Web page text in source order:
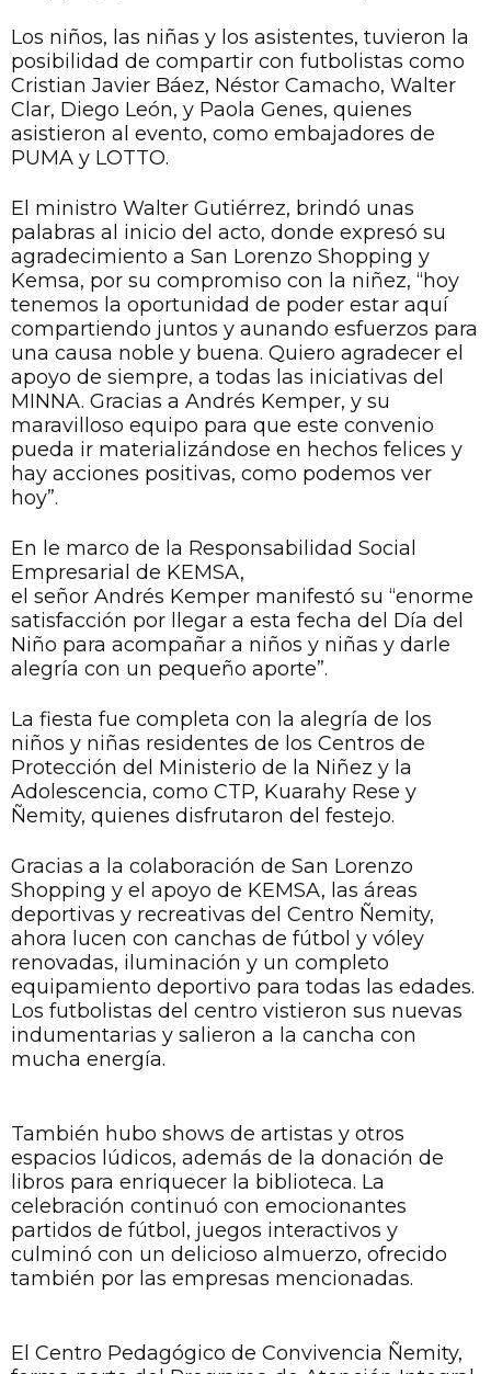
Los niños, las niñas y los asistentes, tuvieron la
posibilidad de compartir con futbolistas como
Cristian Javier Báez, Néstor Camacho, Walter
Clar, Diego León, y Paola Genes, quienes
asistieron al evento, como embajadores de
PUMA y LOTTO.
El ministro Walter Gutiérrez, brindó unas
palabras al inicio del acto, donde expresó su
agradecimiento a San Lorenzo Shopping y
Kemsa, por su compromiso con la niñez, “hoy
tenemos la oportunidad de poder estar aquí
compartiendo juntos y aunando esfuerzos para
una causa noble y buena. Quiero agradecer el
apoyo de siempre, a todas las iniciativas del
MINNA. Gracias a Andrés Kemper, y su
maravilloso equipo para que este convenio
pueda ir materializándose en hechos felices y
hay acciones positivas, como podemos ver
hoy”.
En le marco de la Responsabilidad Social
Empresarial de KEMSA,
el señor Andrés Kemper manifestó su “enorme
satisfacción por llegar a esta fecha del Día del
Niño para acompañar a niños y niñas y darle
alegría con un pequeño aporte”.
La fiesta fue completa con la alegría de los
niños y niñas residentes de los Centros de
Protección del Ministerio de la Niñez y la
Adolescencia, como CTP, Kuarahy Rese y
Ñemity, quienes disfrutaron del festejo.
Gracias a la colaboración de San Lorenzo
Shopping y el apoyo de KEMSA, las áreas
deportivas y recreativas del Centro Ñemity,
ahora lucen con canchas de fútbol y vóley
renovadas, iluminación y un completo
equipamiento deportivo para todas las edades.
Los futbolistas del centro vistieron sus nuevas
indumentarias y salieron a la cancha con
mucha energía.
También hubo shows de artistas y otros
espacios lúdicos, además de la donación de
libros para enriquecer la biblioteca. La
celebración continuó con emocionantes
partidos de fútbol, juegos interactivos y
culminó con un delicioso almuerzo, ofrecido
también por las empresas mencionadas.
El Centro Pedagógico de Convivencia Ñemity,